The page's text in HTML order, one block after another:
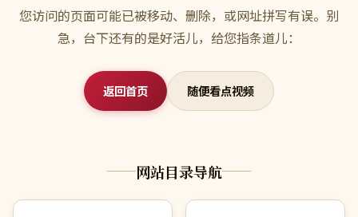
您访问的页面可能已被移动、删除，或网址拼写有误。别
急，台下还有的是好活儿，给您指条道儿：
返回首页 随便看点视频
网站目录导航